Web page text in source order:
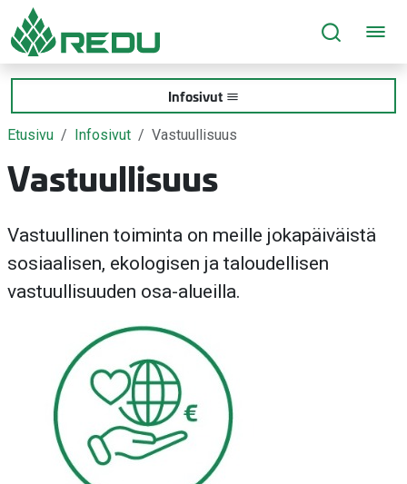
Siirry sivusisältöön
Infosivut
Etusivu Infosivut Vastuullisuus
Vastuullisuus
Vastuullinen toiminta on meille jokapäiväistä
sosiaalisen, ekologisen ja taloudellisen
vastuullisuuden osa-alueilla.